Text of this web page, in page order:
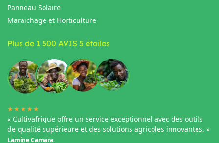
Panneau Solaire
Maraichage et Horticulture
Plus de 1 500 AVIS 5 étoiles
★★★★★
« Cultivafrique offre un service exceptionnel avec des outils
de qualité supérieure et des solutions agricoles innovantes. »
Lamine Camara.